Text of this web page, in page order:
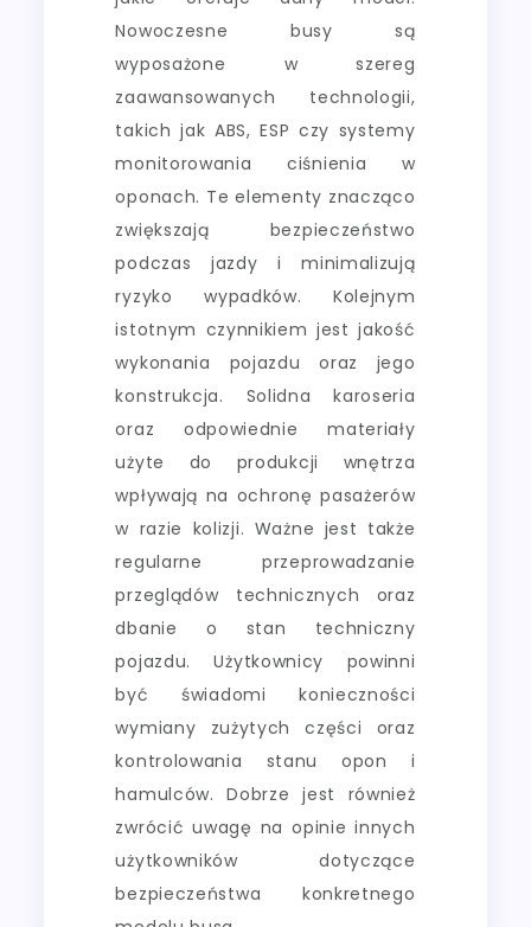
Nowoczesne busy są
wyposażone w szereg
zaawansowanych technologii,
takich jak ABS, ESP czy systemy
monitorowania ciśnienia w
oponach. Te elementy znacząco
zwiększają bezpieczeństwo
podczas jazdy i minimalizują
ryzyko wypadków. Kolejnym
istotnym czynnikiem jest jakość
wykonania pojazdu oraz jego
konstrukcja. Solidna karoseria
oraz odpowiednie materiały
użyte do produkcji wnętrza
wpływają na ochronę pasażerów
w razie kolizji. Ważne jest także
regularne przeprowadzanie
przeglądów technicznych oraz
dbanie o stan techniczny
pojazdu. Użytkownicy powinni
być świadomi konieczności
wymiany zużytych części oraz
kontrolowania stanu opon i
hamulców. Dobrze jest również
zwrócić uwagę na opinie innych
użytkowników dotyczące
bezpieczeństwa konkretnego